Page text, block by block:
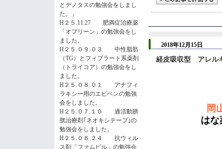
とデノタスの勉強会をしまし
た。」
H２５.11.27 肥満症治療薬
「オブリーン」の勉強会をし
ました。
H２５.０９.０３ 中性脂肪
（TG）とフィブラート系薬剤
（トライコア）の勉強会をし
ました。
H２５.０８.０１ アナフィ
ラキシー用のエピペンの勉強
会をしました。
H２５.０７.１０ 過活動膀
胱治療剤｢ネオキシテープ｣の
勉強会をしました。
H２５.０６.２４ 抗ウィル
ス剤「ファムビル」の勉強会
2018年12月15日
経皮吸収型 アレル
岡
は